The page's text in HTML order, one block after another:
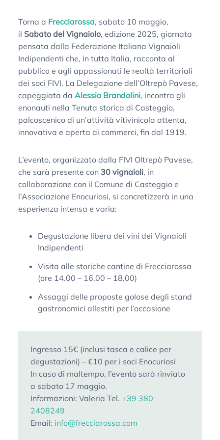
Torna a Frecciarossa, sabato 10 maggio,
il Sabato del Vignaiolo, edizione 2025, giornata
pensata dalla Federazione Italiana Vignaioli
Indipendenti che, in tutta Italia, racconta al
pubblico e agli appassionati le realtà territoriali
dei soci FIVI. La Delegazione dell’Oltrepò Pavese,
capeggiata daAlessio Brandolini, incontra gli
enonauti nella Tenuta storica di Casteggio,
palcoscenico di un’attività vitivinicola attenta,
innovativa e aperta ai commerci, fin dal 1919.
L’evento, organizzato dalla FIVI Oltrepò Pavese,
che sarà presente con 30 vignaioli, in
collaborazione con il Comune di Casteggio e
l’Associazione Enocuriosi, si concretizzerà in una
esperienza intensa e varia:
Degustazione libera dei vini dei Vignaioli
Indipendenti
Visita alle storiche cantine di Frecciarossa
(ore 14.00 – 16.00 – 18.00)
Assaggi delle proposte golose degli stand
gastronomici allestiti per l’occasione
Ingresso 15€ (inclusi tasca e calice per
degustazioni) – €10 per i soci Enocuriosi
In caso di maltempo, l’evento sarà rinviato
a sabato 17 maggio.
Informazioni: Valeria Tel.+39 380
2408249
Email: info@frecciarossa.com